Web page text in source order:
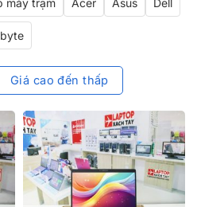
máy trạm Acer Asus Dell
Giá cao đến thấp